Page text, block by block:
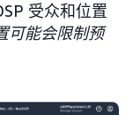
受众和位置
可能会限制预